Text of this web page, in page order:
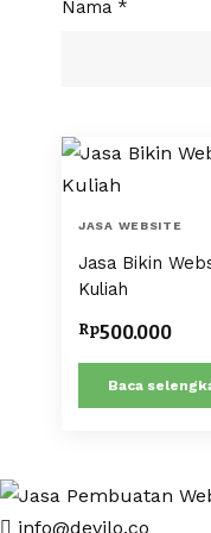
Nama *
JASA WEBSITE
Jasa Bikin
Kuliah
Rp500.000
Baca
info@devilo.co